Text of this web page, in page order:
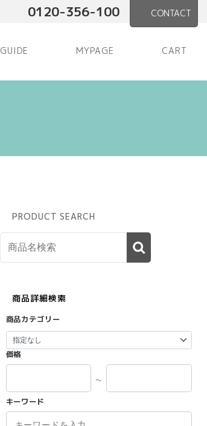
0120-356-100 CONTACT
GUIDE MYPAGE CART
PRODUCT SEARCH
商品詳細検索
商品カテゴリー
価格
～
キーワード